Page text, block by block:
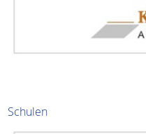
Schulen